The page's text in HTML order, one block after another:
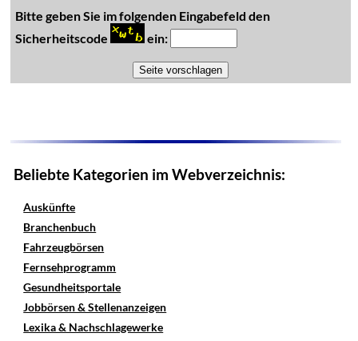
Bitte geben Sie im folgenden Eingabefeld den
Sicherheitscode
ein:
Beliebte Kategorien im Webverzeichnis:
Auskünfte
Branchenbuch
Fahrzeugbörsen
Fernsehprogramm
Gesundheitsportale
Jobbörsen & Stellenanzeigen
Lexika & Nachschlagewerke